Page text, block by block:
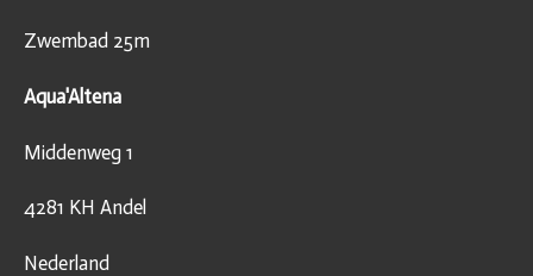
Zwembad 25m
Aqua'Altena
Middenweg 1
4281 KH Andel
Nederland